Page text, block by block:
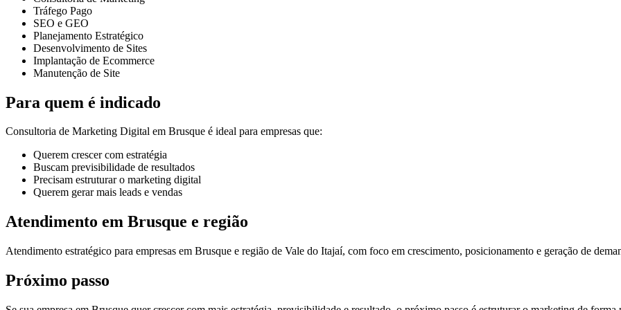
Tráfego Pago
SEO e GEO
Planejamento Estratégico
Desenvolvimento de Sites
Implantação de Ecommerce
Manutenção de Site
Para quem é indicado
Consultoria de Marketing Digital em Brusque é ideal para empresas que:
Querem crescer com estratégia
Buscam previsibilidade de resultados
Precisam estruturar o marketing digital
Querem gerar mais leads e vendas
Atendimento em Brusque e região
Atendimento estratégico para empresas em Brusque e região de Vale do Itajaí, com foco em crescimento, posicionamento e geração de
Próximo passo